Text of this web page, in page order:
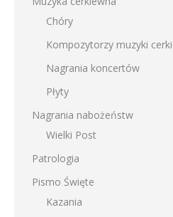
Chóry
Kompozytorzy muzyki
Nagrania koncertów
Płyty
Nagrania nabożeństw
Wielki Post
Patrologia
Pismo Święte
Kazania